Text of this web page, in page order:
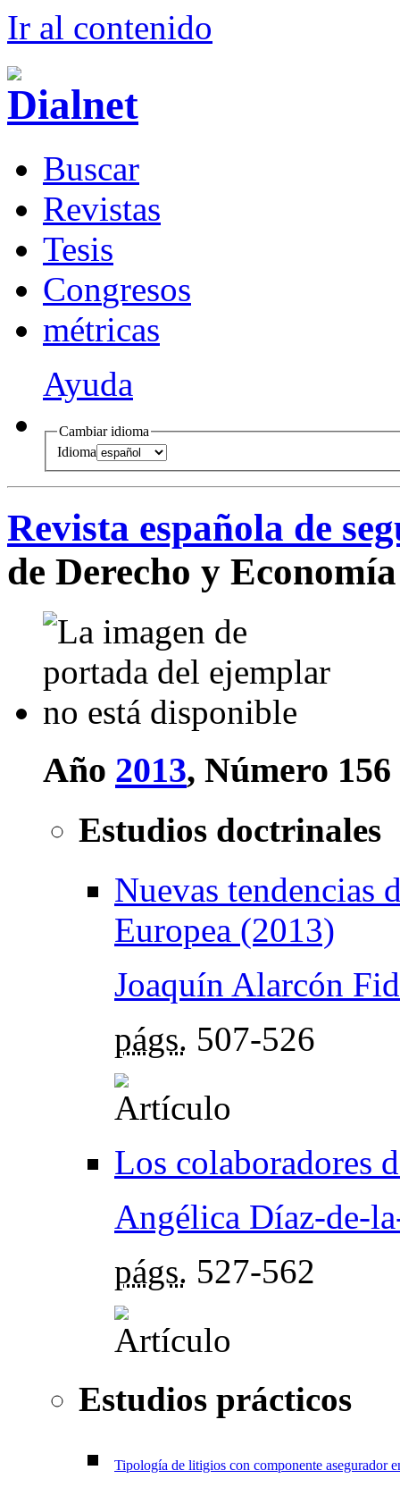
Ir al contenido
Buscar
Revistas
Tesis
Congresos
métricas
Ayuda
Cambiar idioma
Idioma
Revista española de
de Derecho y
Año 2013, Número 156
Estudios doctrinales
Nuevas tendencias
Europea (2013)
Joaquín Alarcón
págs. 507-526
Los colaboradores
Angélica Díaz-de-
págs. 527-562
Estudios prácticos
Tipología de litigios con componente asegurador